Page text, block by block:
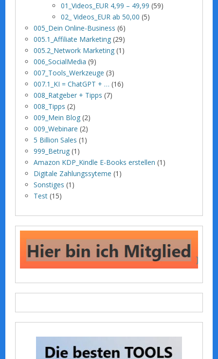
01_Videos_EUR 4,99 – 49,99 (59)
02_ Videos_EUR ab 50,00 (5)
005_Dein Online-Business (6)
005.1_Affiliate Marketing (29)
005.2_Network Marketing (1)
006_SocialMedia (9)
007_Tools_Werkzeuge (3)
007.1_KI = ChatGPT + … (16)
008_Ratgeber + Tipps (7)
008_Tipps (2)
009_Mein Blog (2)
009_Webinare (2)
5 Billion Sales (1)
999_Betrug (1)
Amazon KDP_Kindle E-Books erstellen (1)
Digitale Zahlungssyteme (1)
Sonstiges (1)
Test (15)